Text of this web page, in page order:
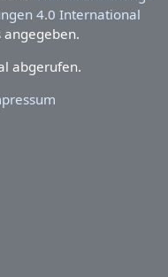
4.0 International